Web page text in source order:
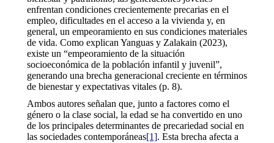
enfrentan condiciones crecientemente precarias en el
empleo, dificultades en el acceso a la vivienda y, en
general, un empeoramiento en sus condiciones materiales
de vida. Como explican Yanguas y Zalakain (2023),
existe un “empeoramiento de la situación
socioeconómica de la población infantil y juvenil”,
generando una brecha generacional creciente en términos
de bienestar y expectativas vitales (p. 8).
Ambos autores señalan que, junto a factores como el
género o la clase social, la edad se ha convertido en uno
de los principales determinantes de precariedad social en
las sociedades contemporáneas[1]. Esta brecha afecta a